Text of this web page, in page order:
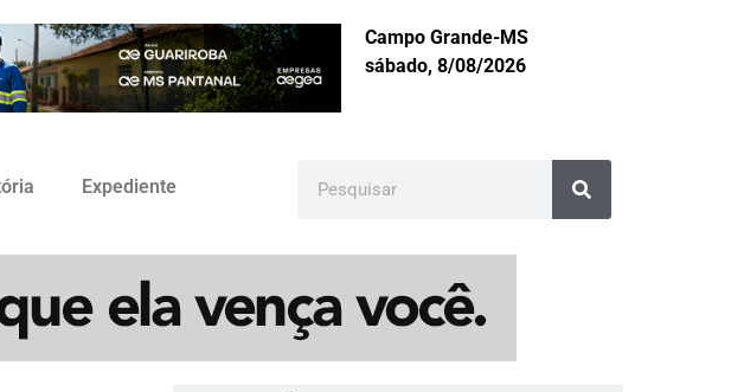
Campo Grande-MS
sábado, 8/08/2026
Expediente